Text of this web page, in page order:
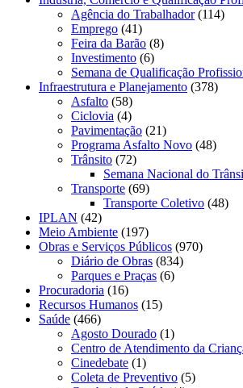
Agência do Trabalhador(114)
Emprego (41)
Feira da Barão (8)
Investimento (6)
Semana de Qualificação
Infraestrutura e Planejamento (378)
Asfalto (58)
Ciclovia (4)
Pavimentação (21)
Programa Asfalto Novo (48)
Trânsito (72)
Semana Nacional do
Transporte (69)
Transporte Coletivo (48)
IPLAN (42)
Meio Ambiente (197)
Obras e Serviços Públicos (970)
Diário de Obras (834)
Parques e Praças (6)
Procuradoria (16)
Recursos Humanos (15)
Saúde (466)
Agosto Dourado (1)
Centro de Atendimento da
Cinedebate (1)
Coleta de Preventivo (5)